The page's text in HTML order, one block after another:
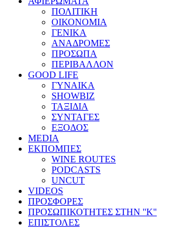
ΠΟΛΙΤΙΚΗ
ΟΙΚΟΝΟΜΙΑ
ΓΕΝΙΚΑ
ΑΝΑΔΡΟΜΕΣ
ΠΡΟΣΩΠΑ
ΠΕΡΙΒΑΛΛΟΝ
GOOD LIFE
ΓΥΝΑΙΚΑ
SHOWBIZ
ΤΑΞΙΔΙΑ
ΣΥΝΤΑΓΕΣ
ΕΞΟΔΟΣ
MEDIA
ΕΚΠΟΜΠΕΣ
WINE ROUTES
PODCASTS
UNCUT
VIDEOS
ΠΡΟΣΦΟΡΕΣ
ΠΡΟΣΩΠΙΚΟΤΗΤΕΣ ΣΤΗΝ ''Κ''
ΕΠΙΣΤΟΛΕΣ